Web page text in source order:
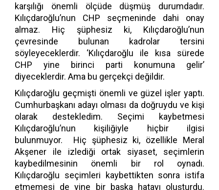
karşılığı önemli ölçüde düşmüş durumdadır.
Kılıçdaroğlu’nun CHP seçmeninde dahi onay
almaz. Hiç şüphesiz ki, Kılıçdaroğlu’nun
çevresinde bulunan kadrolar tersini
söyleyeceklerdir. ‘Kılıçdaroğlu ile kısa sürede
CHP yine birinci parti konumuna gelir’
diyeceklerdir. Ama bu gerçekçi değildir.
Kılıçdaroğlu geçmişti önemli ve güzel işler yaptı.
Cumhurbaşkanı adayı olması da doğruydu ve kişi
olarak destekledim. Seçimi kaybetmesi
Kılıçdaroğlu’nun kişiliğiyle hiçbir ilgisi
bulunmuyor. Hiç şüphesiz ki, özellikle Meral
Akşener ile izlediği ortak siyaset, seçimlerin
kaybedilmesinin önemli bir rol oynadı.
Kılıçdaroğlu seçimleri kaybettikten sonra istifa
etmemesi de yine bir başka hatayı oluşturdu.